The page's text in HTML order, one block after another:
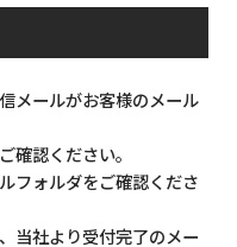
メールがお客様のメール
確認ください。
フォルダをご確認くださ
当社より受付完了のメー